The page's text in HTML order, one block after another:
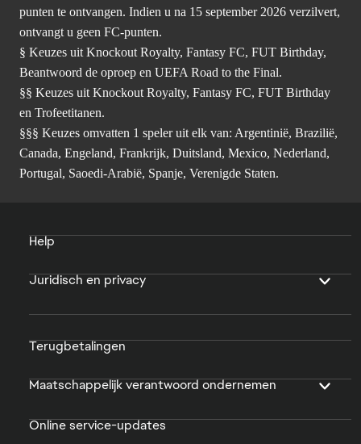
punten te ontvangen. Indien u na 15 september 2026 verzilvert,
ontvangt u geen FC-punten.
§ Keuzes uit Knockout Royalty, Fantasy FC, FUT Birthday,
Beantwoord de oproep en UEFA Road to the Final.
§§ Keuzes uit Knockout Royalty, Fantasy FC, FUT Birthday
en Trofeetitanen.
§§§ Keuzes omvatten 1 speler uit elk van: Argentinië, Brazilië,
Canada, Engeland, Frankrijk, Duitsland, Mexico, Nederland,
Portugal, Saoedi-Arabië, Spanje, Verenigde Staten.
Help
Juridisch en privacy
Terugbetalingen
Maatschappelijk verantwoord ondernemen
Online service-updates